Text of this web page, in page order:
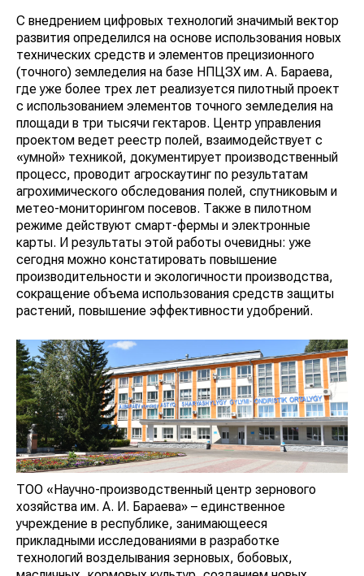
С внедрением цифровых технологий значимый вектор
развития определился на основе использования новых
технических средств и элементов прецизионного
(точного) земледелия на базе НПЦЗХ им. А. Бараева,
где уже более трех лет реализуется пилотный проект
с использованием элементов точного земледелия на
площади в три тысячи гектаров. Центр управления
проектом ведет реестр полей, взаимодействует с
«умной» техникой, документирует производственный
процесс, проводит агроскаутинг по результатам
агрохимического обследования полей, спутниковым и
метео-мониторингом посевов. Также в пилотном
режиме действуют смарт-фермы и электронные
карты. И результаты этой работы очевидны: уже
сегодня можно констатировать повышение
производительности и экологичности производства,
сокращение объема использования средств защиты
растений, повышение эффективности удобрений.
ТОО «Научно-производственный центр зернового
хозяйства им. А. И. Бараева» – единственное
учреждение в республике, занимающееся
прикладными исследованиями в разработке
технологий возделывания зерновых, бобовых,